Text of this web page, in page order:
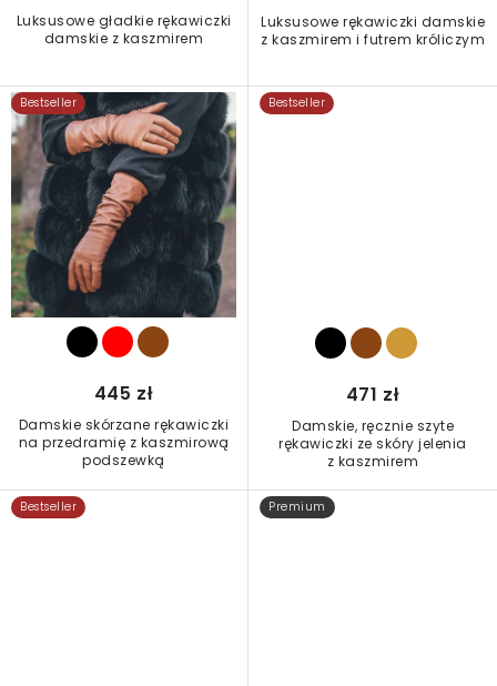
Luksusowe gładkie rękawiczki
damskie z kaszmirem
Luksusowe rękawiczki damskie
z kaszmirem i futrem króliczym
Damskie skórzane rękawiczki
na przedramię z kaszmirową
podszewką
Bestseller
445 zł
Damskie, ręcznie szyte
rękawiczki ze skóry jelenia
z kaszmirem
Bestseller
471 zł
Bestseller Premium